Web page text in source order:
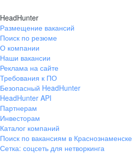
HeadHunter
Размещение вакансий
Поиск по резюме
О компании
Наши вакансии
Реклама на сайте
Требования к ПО
Безопасный HeadHunter
HeadHunter API
Партнерам
Инвесторам
Каталог компаний
Поиск по вакансиям в Краснознаменске
Сетка: соцсеть для нетворкинга